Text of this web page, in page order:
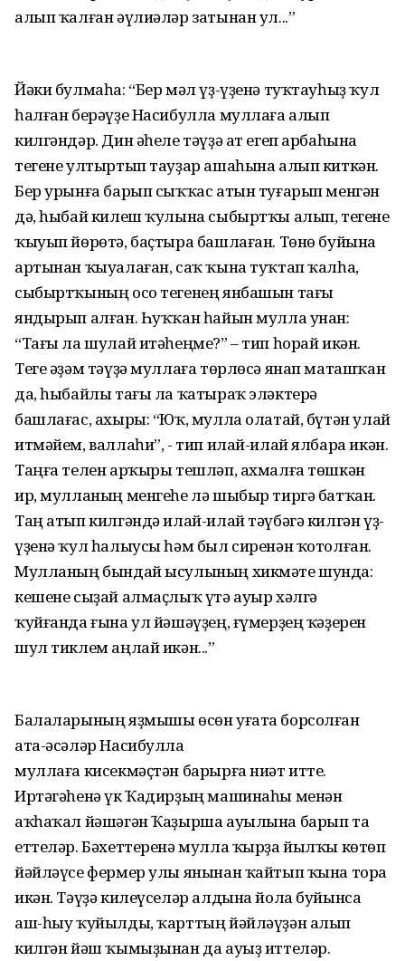
алып ҡалған әүлиәләр затынан ул...”
Йәки булмаһа: “Бер мәл үҙ-үҙенә туҡтауһыҙ ҡул
һалған берәүҙе Насибулла муллаға алып
килгәндәр. Дин әһеле тәүҙә ат егеп арбаһына
тегене ултыртып тауҙар ашаһына алып киткән.
Бер урынға барып сыҡҡас атын туғарып менгән
дә, һыбай килеш ҡулына сыбыртҡы алып, тегене
ҡыуып йөрөтә, баҫтыра башлаған. Төнө буйына
артынан ҡыуалаған, саҡ ҡына туҡтап ҡалһа,
сыбыртҡының осо тегенең янбашын тағы
яндырып алған. Һуҡҡан һайын мулла унан:
“Тағы ла шулай итәһеңме?” – тип һорай икән.
Теге әҙәм тәүҙә муллаға төрлөсә янап маташҡан
да, һыбайлы тағы ла ҡатыраҡ эләктерә
башлағас, ахыры: “Юҡ, мулла олатай, бүтән улай
итмәйем, валлаһи”, - тип илай-илай ялбара икән.
Таңға телен арҡыры тешләп, ахмалға төшкән
ир, мулланың менгеһе лә шыбыр тиргә батҡан.
Таң атып килгәндә илай-илай тәүбәгә килгән үҙ-
үҙенә ҡул һалыусы һәм был сиренән ҡотолған.
Мулланың бындай ысулының хикмәте шунда:
кешене сыҙай алмаҫлыҡ үтә ауыр хәлгә
ҡуйғанда ғына ул йәшәүҙең, ғүмерҙең ҡәҙерен
шул тиклем аңлай икән...”
Балаларының яҙмышы өсөн уғата борсолған
ата-әсәләр Насибулла
муллаға кисекмәҫтән барырға ниәт итте.
Иртәгәһенә үк Ҡадирҙың машинаһы менән
аҡһаҡал йәшәгән Ҡаҙырша ауылына барып та
еттеләр. Бәхеттеренә мулла ҡырҙа йылҡы көтөп
йәйләүсе фермер улы янынан ҡайтып ҡына тора
икән. Тәүҙә килеүселәр алдына йола буйынса
аш-һыу ҡуйылды, ҡарттың йәйләүҙән алып
килгән йәш ҡымыҙынан да ауыҙ иттеләр.